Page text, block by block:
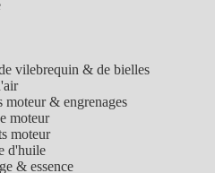
vilebrequin & de bielles
moteur & engrenages
moteur
moteur
d'huile
& essence